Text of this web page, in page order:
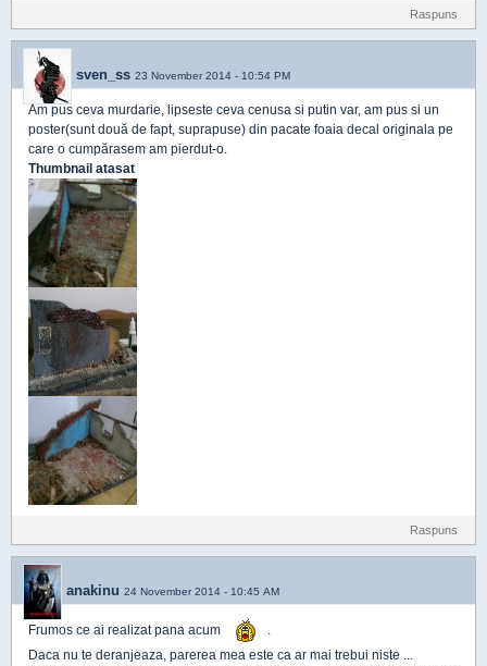
Raspuns
sven_ss 23 November 2014 - 10:54 PM
Am pus ceva murdarie, lipseste ceva cenusa si putin var, am pus si un
poster(sunt două de fapt, suprapuse) din pacate foaia decal originala pe
care o cumpărasem am pierdut-o.
Thumbnail atasat
Raspuns
anakinu 24 November 2014 - 10:45 AM
Frumos ce ai realizat pana acum
Daca nu te deranjeaza, parerea mea este ca ar mai trebui niste ...